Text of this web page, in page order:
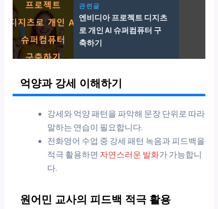
관련글
엔비디아 프로젝트 디지츠
로 개인 AI 슈퍼컴퓨터 구
축하기
억양과 강세 이해하기
강세와 억양 패턴을 파악해 문장 단위로 따라
말하는 연습이 필요합니다.
전화영어 수업 중 강세 패턴 녹음과 피드백을
적극 활용하면 자연스러운 발화가 가능합니
다.
원어민 교사의 피드백 적극 활용